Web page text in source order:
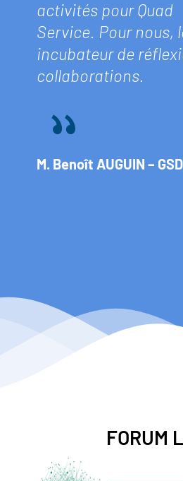
activités pour Quad
Service. Pour nous,
incubateur de
collaborations.
M. Benoît AUGUIN –
FORUM